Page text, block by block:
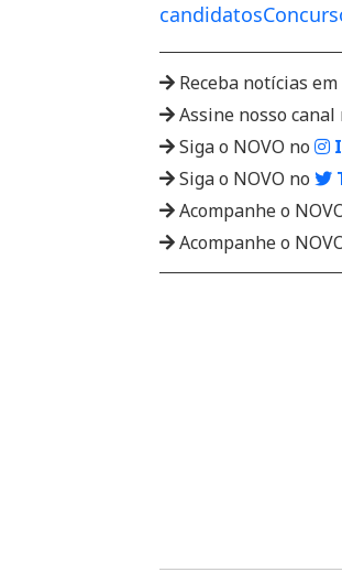
candidatos
Receba notícias
Assine nosso canal
Siga o NOVO no
Siga o NOVO no
Acompanhe o
Acompanhe o